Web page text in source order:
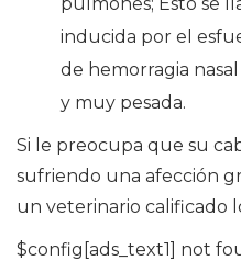
inducida por el
de hemorragia
y muy pesada.
Si le preocupa que su
sufriendo una afección
un veterinario calificado
$config[ads_text1] not